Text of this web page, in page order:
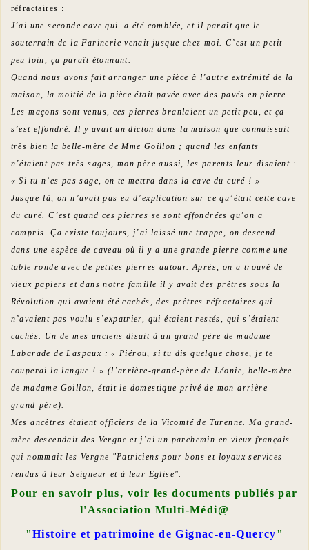
réfractaires :
J’ai une seconde cave qui a été comblée, et il paraît que le
souterrain de la Farinerie venait jusque chez moi. C’est un petit
peu loin, ça paraît étonnant.
Quand nous avons fait arranger une pièce à l’autre extrémité de la
maison, la moitié de la pièce était pavée avec des pavés en pierre.
Les maçons sont venus, ces pierres branlaient un petit peu, et ça
s’est effondré. Il y avait un dicton dans la maison que connaissait
très bien la belle-mère de Mme Goillon ; quand les enfants
n’étaient pas très sages, mon père aussi, les parents leur disaient :
« Si tu n’es pas sage, on te mettra dans la cave du curé ! »
Jusque-là, on n’avait pas eu d’explication sur ce qu’était cette cave
du curé. C’est quand ces pierres se sont effondrées qu’on a
compris. Ça existe toujours, j’ai laissé une trappe, on descend
dans une espèce de caveau où il y a une grande pierre comme une
table ronde avec de petites pierres autour. Après, on a trouvé de
vieux papiers et dans notre famille il y avait des prêtres sous la
Révolution qui avaient été cachés, des prêtres réfractaires qui
n’avaient pas voulu s’expatrier, qui étaient restés, qui s’étaient
cachés. Un de mes anciens disait à un grand-père de madame
Labarade de Laspaux : « Piérou, si tu dis quelque chose, je te
couperai la langue ! » (l’arrière-grand-père de Léonie, belle-mère
de madame Goillon, était le domestique privé de mon arrière-
grand-père).
Mes ancêtres étaient officiers de la Vicomté de Turenne. Ma grand-
mère descendait des Vergne et j’ai un parchemin en vieux français
qui nommait les Vergne "Patriciens pour bons et loyaux services
rendus à leur Seigneur et à leur Eglise".
Pour en savoir plus, voir les documents publiés par
l'Association Multi-Médi@
"Histoire et patrimoine de Gignac-en-Quercy"